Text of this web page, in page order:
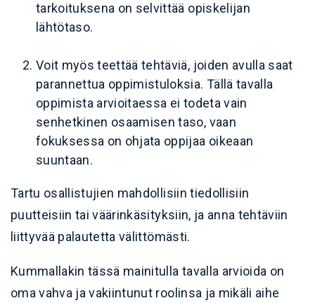
tarkoituksena on selvittää opiskelijan
lähtötaso.
Voit myös teettää tehtäviä, joiden avulla saat
parannettua oppimistuloksia. Tällä tavalla
oppimista arvioitaessa ei todeta vain
senhetkinen osaamisen taso, vaan
fokuksessa on ohjata oppijaa oikeaan
suuntaan.
Tartu osallistujien mahdollisiin tiedollisiin
puutteisiin tai väärinkäsityksiin, ja anna tehtäviin
liittyvää palautetta välittömästi.
Kummallakin tässä mainitulla tavalla arvioida on
oma vahva ja vakiintunut roolinsa ja mikäli aihe